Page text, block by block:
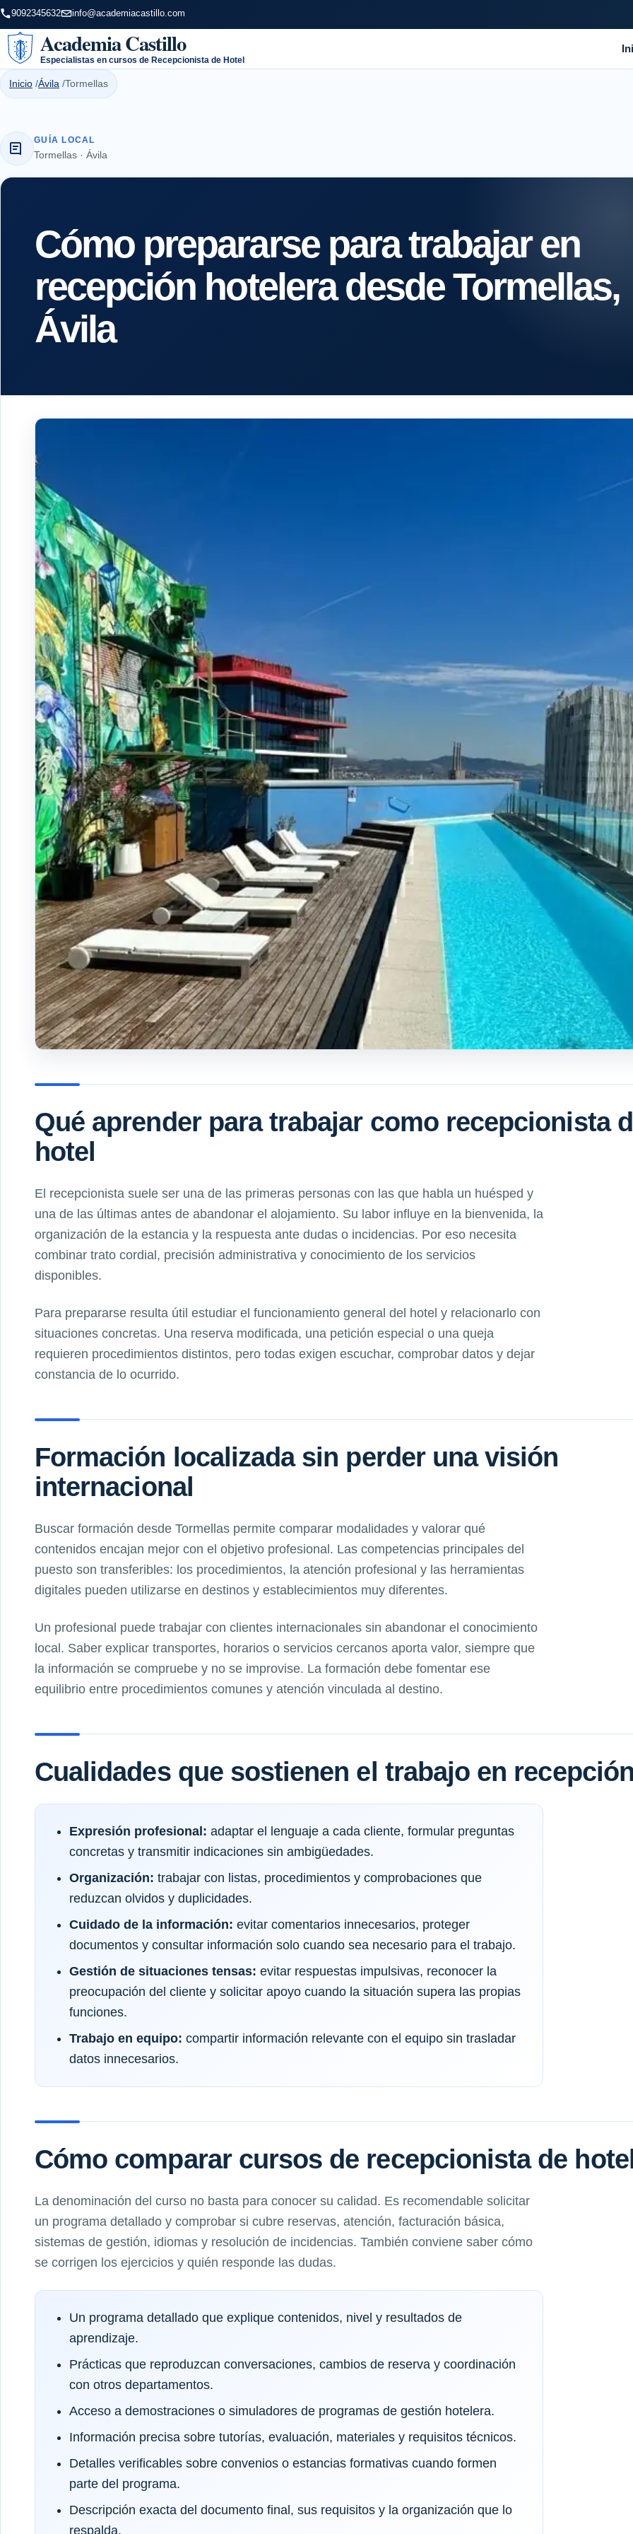
9092345632 info@academiacastillo.com
Academia Castillo
Especialistas en cursos de Recepcionista de Hotel
Inicio Ávila Tormellas
GUÍA LOCAL
Tormellas · Ávila
Cómo prepararse para trabajar en
recepción hotelera desde Tormellas,
Ávila
Qué aprender para trabajar como recepcionista
hotel
El recepcionista suele ser una de las primeras personas con las que habla un huésped y
una de las últimas antes de abandonar el alojamiento. Su labor influye en la bienvenida, la
organización de la estancia y la respuesta ante dudas o incidencias. Por eso necesita
combinar trato cordial, precisión administrativa y conocimiento de los servicios
disponibles.
Para prepararse resulta útil estudiar el funcionamiento general del hotel y relacionarlo con
situaciones concretas. Una reserva modificada, una petición especial o una queja
requieren procedimientos distintos, pero todas exigen escuchar, comprobar datos y dejar
constancia de lo ocurrido.
Formación localizada sin perder una visión
internacional
Buscar formación desde Tormellas permite comparar modalidades y valorar qué
contenidos encajan mejor con el objetivo profesional. Las competencias principales del
puesto son transferibles: los procedimientos, la atención profesional y las herramientas
digitales pueden utilizarse en destinos y establecimientos muy diferentes.
Un profesional puede trabajar con clientes internacionales sin abandonar el conocimiento
local. Saber explicar transportes, horarios o servicios cercanos aporta valor, siempre que
la información se compruebe y no se improvise. La formación debe fomentar ese
equilibrio entre procedimientos comunes y atención vinculada al destino.
Cualidades que sostienen el trabajo en
Expresión profesional: adaptar el lenguaje a cada cliente, formular preguntas
concretas y transmitir indicaciones sin ambigüedades.
Organización: trabajar con listas, procedimientos y comprobaciones que
reduzcan olvidos y duplicidades.
Cuidado de la información: evitar comentarios innecesarios, proteger
documentos y consultar información solo cuando sea necesario para el trabajo.
Gestión de situaciones tensas: evitar respuestas impulsivas, reconocer la
preocupación del cliente y solicitar apoyo cuando la situación supera las propias
funciones.
Trabajo en equipo: compartir información relevante con el equipo sin trasladar
datos innecesarios.
Cómo comparar cursos de recepcionista de
La denominación del curso no basta para conocer su calidad. Es recomendable solicitar
un programa detallado y comprobar si cubre reservas, atención, facturación básica,
sistemas de gestión, idiomas y resolución de incidencias. También conviene saber cómo
se corrigen los ejercicios y quién responde las dudas.
Un programa detallado que explique contenidos, nivel y resultados de
aprendizaje.
Prácticas que reproduzcan conversaciones, cambios de reserva y coordinación
con otros departamentos.
Acceso a demostraciones o simuladores de programas de gestión hotelera.
Información precisa sobre tutorías, evaluación, materiales y requisitos técnicos.
Detalles verificables sobre convenios o estancias formativas cuando formen
parte del programa.
Descripción exacta del documento final, sus requisitos y la organización que lo
respalda.